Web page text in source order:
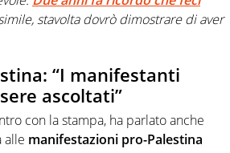
stavolta dovrò dimostrare di aver
“I manifestanti
ascoltati”
con la stampa, ha parlato anche
alle manifestazioni pro-Palestina